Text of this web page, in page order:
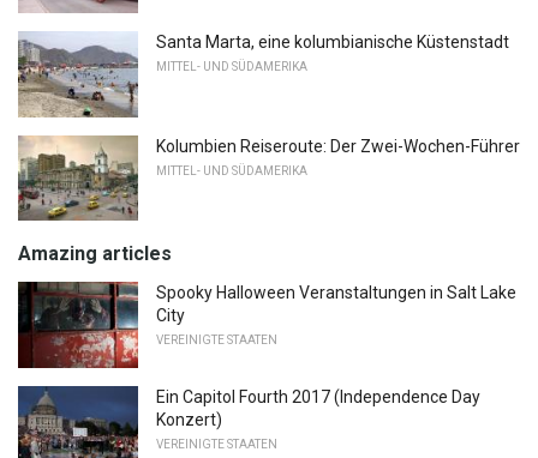
Santa Marta, eine kolumbianische Küstenstadt
MITTEL- UND SÜDAMERIKA
Kolumbien Reiseroute: Der Zwei-Wochen-Führer
MITTEL- UND SÜDAMERIKA
Amazing articles
Spooky Halloween Veranstaltungen in Salt Lake
City
VEREINIGTE STAATEN
Ein Capitol Fourth 2017 (Independence Day
Konzert)
VEREINIGTE STAATEN